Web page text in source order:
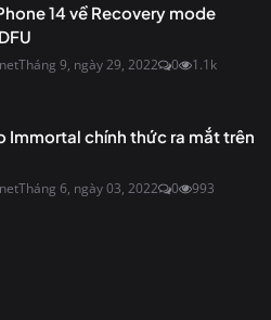
14 về Recovery mode
Tháng 9, ngày 29, 2022 0 1.1k
Immortal chính thức ra mắt trên
Tháng 6, ngày 03, 2022 0 993